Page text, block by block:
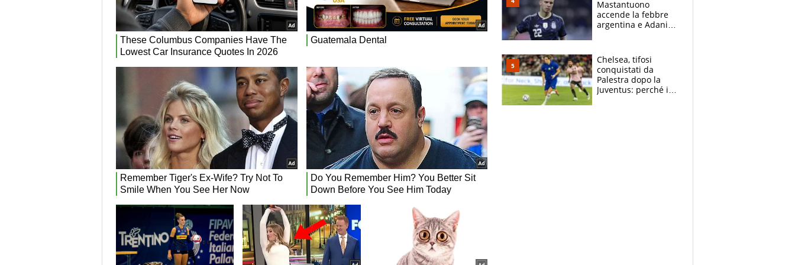
fratello calciatore
Mastantuono
accende la febbre
argentina e Adani
festa’ a Commisso
Chelsea, tifosi
conquistati da
Palestra dopo la
Juventus: perché i